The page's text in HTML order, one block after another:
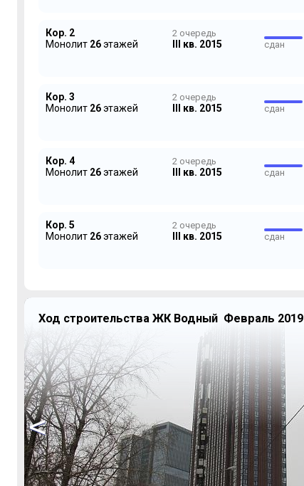
Кор. 2
Монолит 26этажей
2 очередь
III кв. 2015 сдан
Кор. 3
Монолит 26этажей
2 очередь
III кв. 2015 сдан
Кор. 4
Монолит 26этажей
2 очередь
III кв. 2015 сдан
Кор. 5
Монолит 26этажей
2 очередь
III кв. 2015 сдан
Ход строительства ЖК Водный Февраль 2019
<